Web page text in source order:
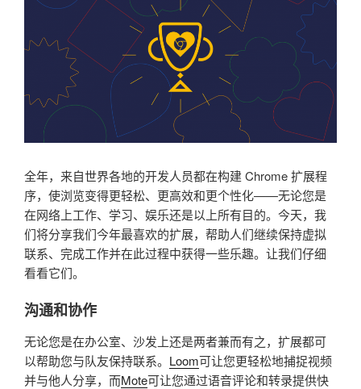
全年，来自世界各地的开发人员都在构建 Chrome 扩展程
序，使浏览变得更轻松、更高效和更个性化——无论您是
在网络上工作、学习、娱乐还是以上所有目的。今天，我
们将分享我们今年最喜欢的扩展，帮助人们继续保持虚拟
联系、完成工作并在此过程中获得一些乐趣。让我们仔细
看看它们。
沟通和协作
无论您是在办公室、沙发上还是两者兼而有之，扩展都可
以帮助您与队友保持联系。 Loom可让您更轻松地捕捉视频
并与他人分享，而Mote可让您通过语音评论和转录提供快